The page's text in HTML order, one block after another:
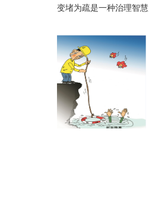
变堵为疏是一种治理智慧